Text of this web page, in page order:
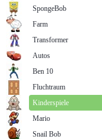
SpongeBob
Farm
Transformer
Autos
Ben 10
Fluchtraum
Kinderspiele
Mario
Snail Bob